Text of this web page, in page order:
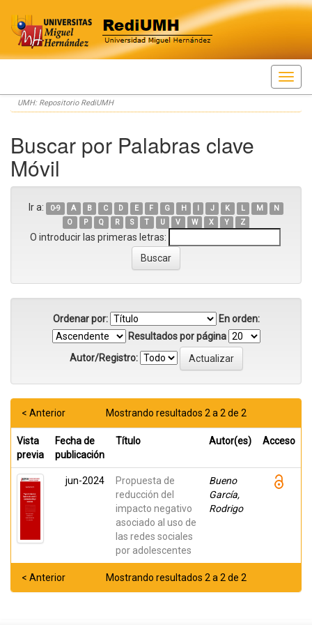
Skip
navigation
UMH: Repositorio RediUMH
Buscar por Palabras clave
Móvil
Ir a: 0-9 A B C D E F G H I J K L M
N
O
P Q R S T U V W X Y Z
O introducir las primeras letras:
Ordenar por:
En orden:
Resultados por página
Autor/Registro:
Mostrando resultados 2 a 2 de 2
< Anterior
Vista
previa
Fecha de
publicación
Título Autor(es) Acceso
jun-2024
Propuesta de
reducción del
impacto negativo
asociado al uso de
las redes sociales
por adolescentes
Bueno
García,
Rodrigo
Mostrando resultados 2 a 2 de 2
< Anterior